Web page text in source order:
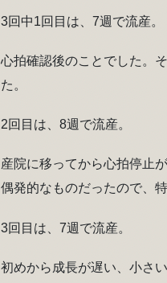
3回中1回目は、7週で流産。
心拍確認後のことでした。
た。
2回目は、8週で流産。
産院に移ってから心拍停止
偶発的なものだったので、
3回目は、7週で流産。
初めから成長が遅い、小さ